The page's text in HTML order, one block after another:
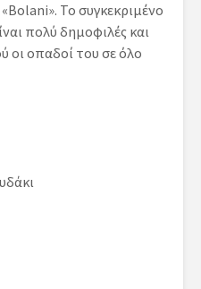
«Bolani». Το συγκεκριμένο
πολύ δημοφιλές και
οι οπαδοί του σε όλο